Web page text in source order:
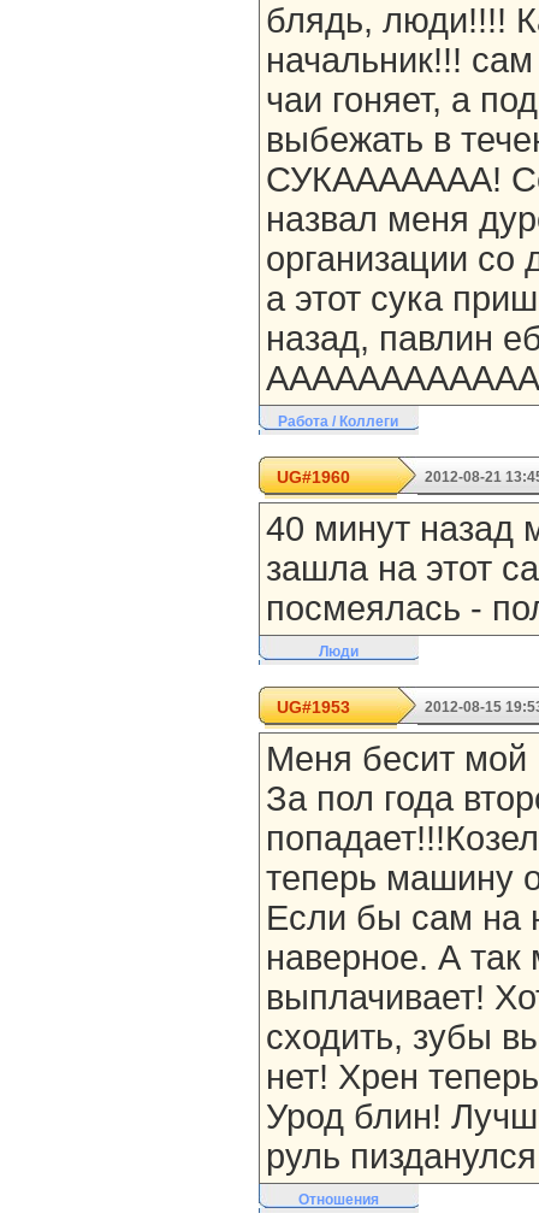
блядь, люди!!!!
начальник!!!
чаи гоняет, а
выбежать в
СУКААААААА!
назвал меня
организации со
а этот сука
назад, павлин
Работа / Коллеги
UG#1960 2012-08-21
40 минут назад
зашла на этот
посмеялась -
Люди
UG#1953 2012-08-15
Меня бесит мой
За пол года
теперь машину
Если бы сам на
наверное. А
выплачивает!
сходить, зубы
нет! Хрен
Урод блин!
руль
Отношения